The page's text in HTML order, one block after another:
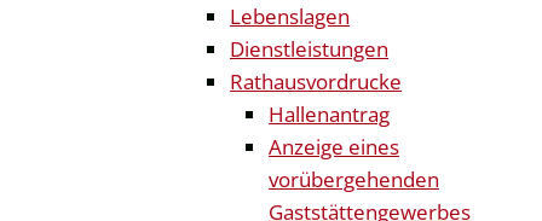
Lebenslagen
Dienstleistungen
Rathausvordrucke
Hallenantrag
Anzeige eines
vorübergehenden
Gaststättengewerbes